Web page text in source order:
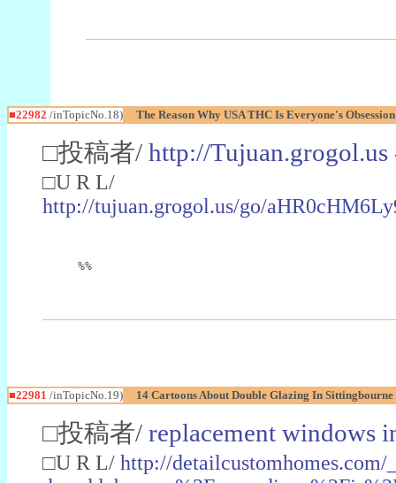
■22982 /inTopicNo.18) The Reason Why USA THC Is Everyone's
□投稿者/ http://Tujuan.grogol.us
□U R L/
http://tujuan.grogol.us/go/
%%
■22981 /inTopicNo.19) 14 Cartoons About Double Glazing In
□投稿者/ replacement windows
□U R L/ http://detailcustomhomes.com/